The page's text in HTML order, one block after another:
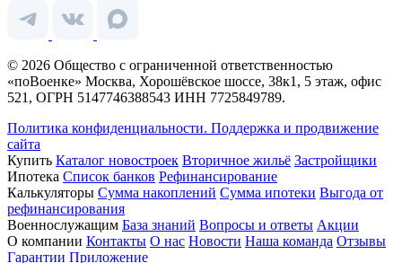
© 2026 Общество с ограниченной ответственностью
«поВоенке» Москва, Хорошёвское шоссе, 38к1, 5 этаж, офис
521, ОГРН 5147746388543 ИНН 7725849789.
Политика конфиденциальности. Поддержка и продвижение
сайта
Купить Каталог новостроек Вторичное жильё Застройщики
Ипотека Список банков Рефинансирование
Калькуляторы Сумма накоплений Сумма ипотеки Выгода от
рефинансирования
Военнослужащим База знаний Вопросы и ответы Акции
О компании Контакты О нас Новости Наша команда Отзывы
Гарантии Приложение